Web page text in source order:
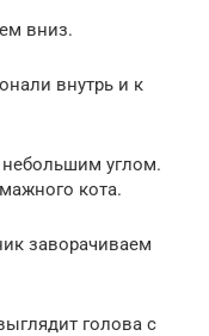
вниз.
внутрь и к
небольшим углом.
кота.
заворачиваем
голова с